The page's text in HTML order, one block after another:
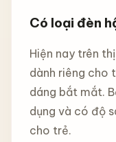
Có loại đèn
Hiện nay trên
dành riêng cho
dáng bắt mắt.
dụng và có độ
cho trẻ.